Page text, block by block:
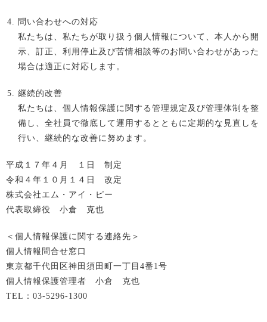
問い合わせへの対応
私たちは、私たちが取り扱う個人情報について、本人から開
示、訂正、利用停止及び苦情相談等のお問い合わせがあった
場合は適正に対応します。
継続的改善
私たちは、個人情報保護に関する管理規定及び管理体制を整
備し、全社員で徹底して運用するとともに定期的な見直しを
行い、継続的な改善に努めます。
平成１７年４月 １日 制定
令和４年１０月１４日 改定
株式会社エム・アイ・ピー
代表取締役 小倉 克也
＜個人情報保護に関する連絡先＞
個人情報問合せ窓口
東京都千代田区神田須田町一丁目4番1号
個人情報保護管理者 小倉 克也
TEL：03-5296-1300